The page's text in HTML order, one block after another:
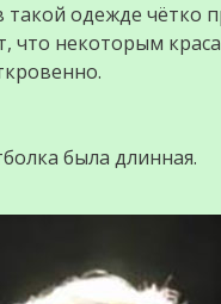
одежде чётко
что некоторым
была длинная.